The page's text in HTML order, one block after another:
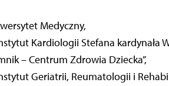
Medyczny,
Kardiologii Stefana kardynała
– Centrum Zdrowia Dziecka”,
Geriatrii, Reumatologii i